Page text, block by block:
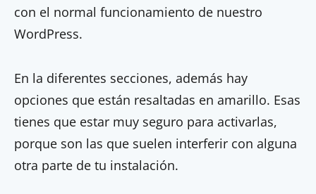
con el normal funcionamiento de nuestro
WordPress.
En la diferentes secciones, además hay
opciones que están resaltadas en amarillo. Esas
tienes que estar muy seguro para activarlas,
porque son las que suelen interferir con alguna
otra parte de tu instalación.